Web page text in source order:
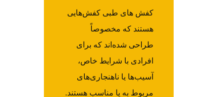
کفش های طبی کفش‌هایی
هستند که مخصوصاً
طراحی شده‌اند که برای
افرادی با شرایط خاص،
آسیب‌ها یا ناهنجاری‌های
مربوط به پا مناسب هستند.